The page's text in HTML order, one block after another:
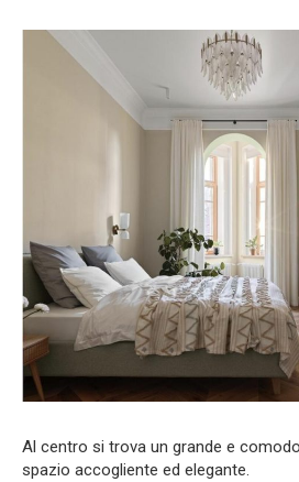
Al centro si trova un grande e
spazio accogliente ed elegante.